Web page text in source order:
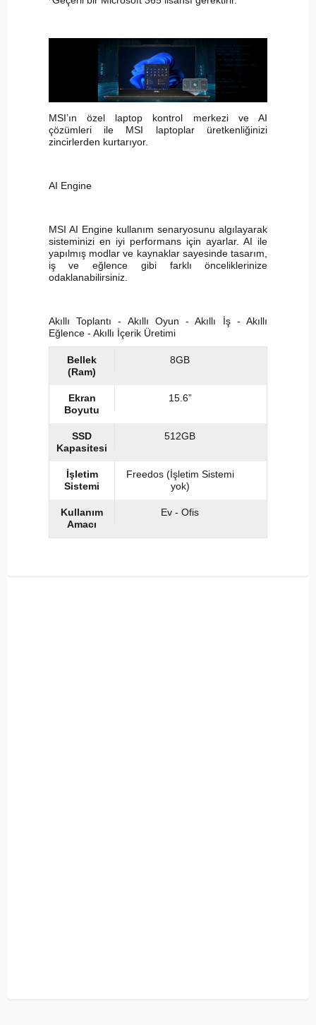
MSI’ın özel laptop kontrol merkezi ve AI
çözümleri ile MSI laptoplar üretkenliğinizi
zincirlerden kurtarıyor.
AI Engine
MSI AI Engine kullanım senaryosunu algılayarak
sisteminizi en iyi performans için ayarlar. AI ile
yapılmış modlar ve kaynaklar sayesinde tasarım,
iş ve eğlence gibi farklı önceliklerinize
odaklanabilirsiniz.
Akıllı Toplantı - Akıllı Oyun - Akıllı İş - Akıllı
Eğlence - Akıllı İçerik Üretimi
Bellek
(Ram)
8GB
Ekran
Boyutu
15.6”
SSD
Kapasitesi
512GB
İşletim
Sistemi
Freedos (İşletim Sistemi
yok)
Kullanım
Amacı
Ev - Ofis